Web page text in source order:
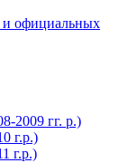
и официальных
2009 гг. р.)
г.р.)
г.р.)